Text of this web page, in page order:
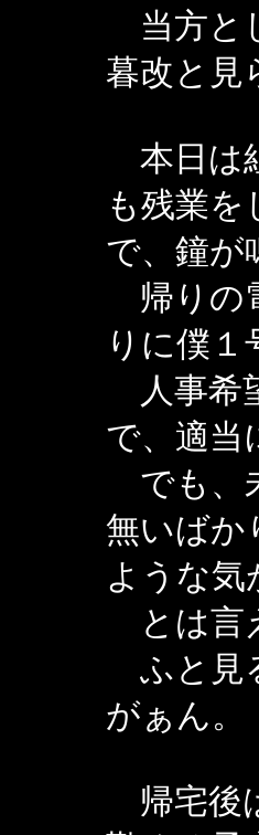
当方と
暮改と見
本日は
も残業
で、鐘が
帰りの
りに僕１
人事希
で、適当
でも、
無いばか
ような気
とは言
ふと見
がぁん。
帰宅後